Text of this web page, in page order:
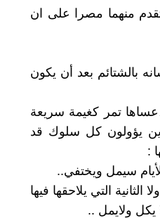
منهما مصرا على ان
بالشتائم بعد أن يكون
تمر كغيمة سريعة
يؤولون كل سلوك قد
:
سيمل ويختفي..
التي يلاحقها فيها
يكل ولايمل ..